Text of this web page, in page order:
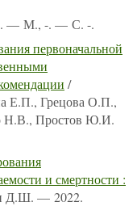
— М., -. — С. -.
первоначальной
/
Е.П., Грецова О.П.,
Н.В., Простов Ю.И.
и смертности :
Д.Ш. — 2022.